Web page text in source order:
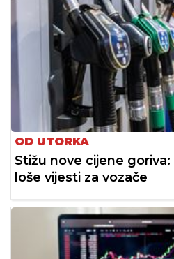
OD UTORKA
Stižu nove cijene
loše vijesti za vozače